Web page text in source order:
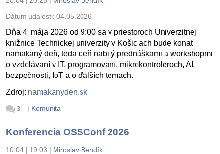
Dátum udalosti: 04.05.2026
Dňa 4. mája 2026 od 9:00 sa v priestoroch Univerzitnej
knižnice Technickej univerzity v Košiciach bude konať
namakaný deň, teda deň nabitý prednáškami a workshopmi
o vzdelávaní v IT, programovaní, mikrokontroléroch, AI,
bezpečnosti, IoT a o ďalších témach.
Zdroj: namakanyden.sk
3 | Komunita
Konferencia OSSConf 2026
10.04 | 19:03 | Miroslav Bendík